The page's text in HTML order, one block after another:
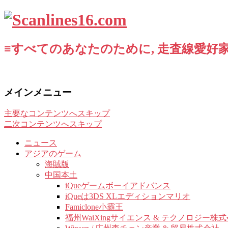
≡すべてのあなたのために, 走査線愛好
メインメニュー
主要なコンテンツへスキップ
二次コンテンツへスキップ
ニュース
アジアのゲーム
海賊版
中国本土
iQueゲームボーイアドバンス
iQueは3DS XLエディションマリオ
Famiclone小霸王
福州WaiXingサイエンス & テクノロジー株